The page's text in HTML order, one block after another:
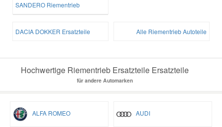
SANDERO Riementrieb
DACIA DOKKER Ersatzteile Alle Riementrieb Autoteile
Hochwertige Riementrieb Ersatzteile Ersatzteile
für andere Automarken
ALFA ROMEO AUDI